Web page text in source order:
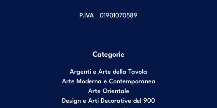
P.IVA 01901070589
Categorie
Argenti e Arte della Tavola
Arte Moderna e Contemporanea
Arte Orientale
Design e Arti Decorative del 900